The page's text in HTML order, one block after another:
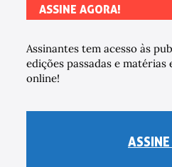
ASSINE AGORA!
Assinantes tem acesso às
edições passadas e matérias
online!